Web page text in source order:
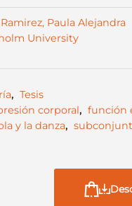
Paula Alejandra
University
, Tesis
corporal, función
y la danza,